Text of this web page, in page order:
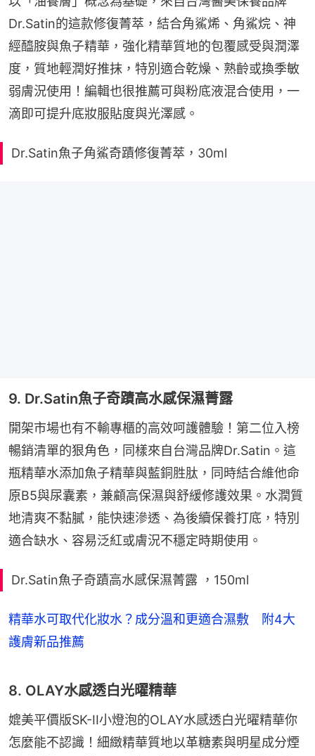
Dr.Satin的這款修復菁萃，結合角鯊烯、角鯊烷、神
經醯胺與魚子精華，強化精華質地的包覆感受與潤澤
度，質地輕潤好推抹，特別適合乾燥、熟齡或換季敏
弱膚況使用！編輯也很推薦可與粉底液混合使用，一
滴即可提升底妝服貼度與光澤感。
Dr.Satin魚子角鯊奇蹟修復菁萃，30ml
9. Dr.Satin魚子奇蹟高水感保濕菁露
開架市場也有不輸專櫃的高效呵護體驗！第二位入榜
暢銷清單的狠角色，同樣來自台灣品牌Dr.Satin。這
瓶精華水添加魚子精華與藍銅胜肽，同時結合維他命
原B5與尿囊素，兼顧高保濕與舒緩修護效果。水潤質
地清爽不黏膩，能快速滲透、為後續保養打底，特別
適合缺水、容易泛紅或膚況不穩定時期使用。
Dr.Satin魚子奇蹟高水感保濕菁露 ，150ml
精華水可取代化妝水？成分溫和更適合濕敷 附4大
護膚新品推薦
8. OLAY水感透白光曜精華
媲美平價版SK-II小燈泡的OLAY水感透白光曜精華你
怎麼能不認識！細緻精華質地以革糖素與明星成分煙